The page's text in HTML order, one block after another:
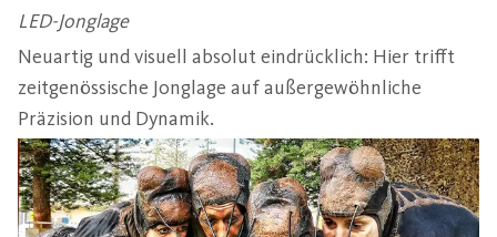
LED-Jonglage
Neuartig und visuell absolut eindrücklich: Hier trifft
zeitgenössische Jonglage auf außergewöhnliche
Präzision und Dynamik.